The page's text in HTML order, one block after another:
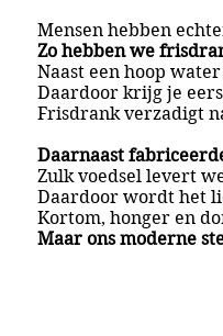
Mensen hebben
Zo hebben we
Naast een hoop
Daardoor krijg je
Frisdrank verzadigt
Daarnaast
Zulk voedsel levert
Daardoor wordt het
Kortom, honger en
Maar ons moderne